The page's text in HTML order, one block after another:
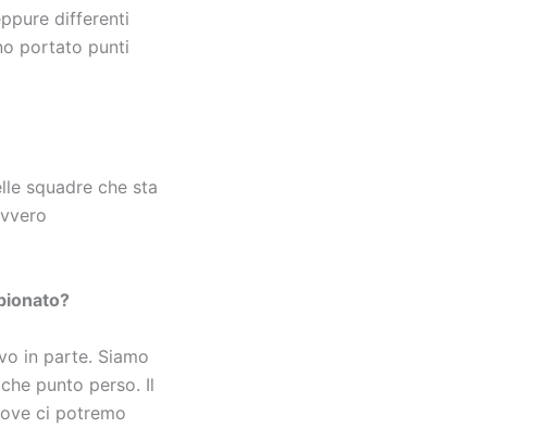
differenti
portato punti
squadre che sta
in parte. Siamo
punto perso. Il
ci potremo